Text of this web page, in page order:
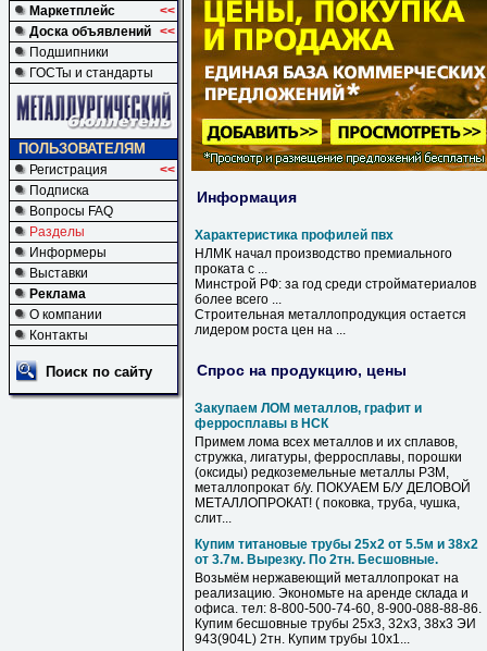
Маркетплейс
<<
Доска объявлений <<
Подшипники
ГОСТы и стандарты
ПОЛЬЗОВАТЕЛЯМ
Регистрация
<<
Подписка
Вопросы FAQ
Разделы
Информеры
Выставки
Реклама
О компании
Контакты
Поиск по сайту
Информация
Характеристика профилей пвх
НЛМК начал производство премиального
проката с ...
Минстрой РФ: за год среди стройматериалов
более всего ...
Строительная металлопродукция остается
лидером роста цен на ...
Спрос на продукцию, цены
Закупаем ЛОМ металлов, графит и
ферросплавы в НСК
Примем лома всех металлов и их сплавов,
стружка, лигатуры, ферросплавы, порошки
(оксиды) редкоземельные металлы РЗМ,
металлопрокат б/у. ПОКУАЕМ Б/У ДЕЛОВОЙ
МЕТАЛЛОПРОКАТ! ( поковка, труба, чушка,
слит...
Купим титановые трубы 25х2 от 5.5м и 38х2
от 3.7м. Вырезку. По 2тн. Бесшовные.
Возьмём нержавеющий металлопрокат на
реализацию. Экономьте на аренде склада и
офиса. тел: 8-800-500-74-60, 8-900-088-88-86.
Купим бесшовные трубы 25х3, 32х3, 38х3 ЭИ
943(904L) 2тн. Купим трубы 10х1...